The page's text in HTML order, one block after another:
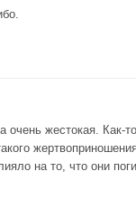
очень жестокая. Как-
на то, что они